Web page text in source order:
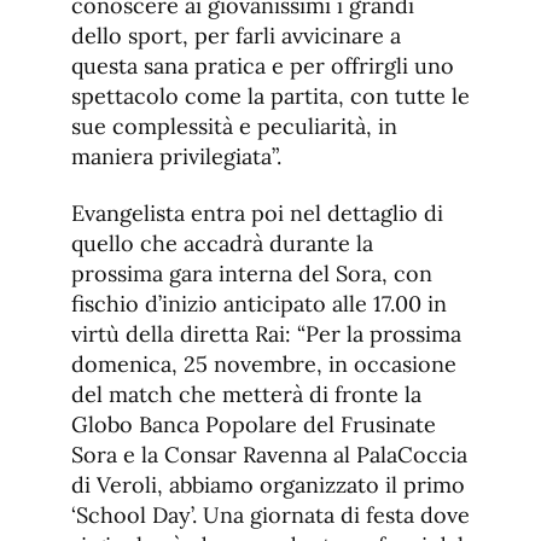
conoscere ai giovanissimi i grandi
dello sport, per farli avvicinare a
questa sana pratica e per offrirgli uno
spettacolo come la partita, con tutte le
sue complessità e peculiarità, in
maniera privilegiata”.
Evangelista entra poi nel dettaglio di
quello che accadrà durante la
prossima gara interna del Sora, con
fischio d’inizio anticipato alle 17.00 in
virtù della diretta Rai: “Per la prossima
domenica, 25 novembre, in occasione
del match che metterà di fronte la
Globo Banca Popolare del Frusinate
Sora e la Consar Ravenna al PalaCoccia
di Veroli, abbiamo organizzato il primo
‘School Day’. Una giornata di festa dove